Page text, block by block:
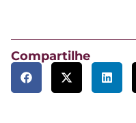
Compartilhe